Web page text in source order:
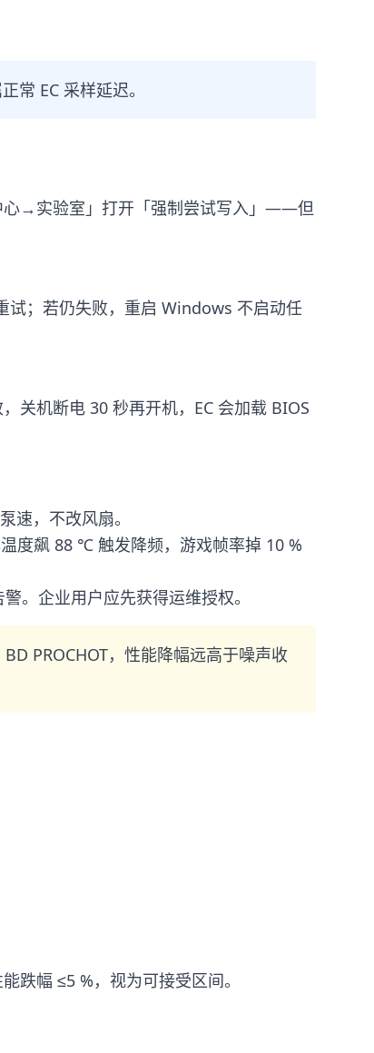
常 EC 采样延迟。
心→实验室」打开「强制尝试写入」——但
试；若仍失败，重启 Windows 不启动任
关机断电 30 秒再开机，EC 会加载 BIOS
速，不改风扇。
度飙 88 ℃ 触发降频，游戏帧率掉 10 %
。企业用户应先获得运维授权。
PROCHOT，性能降幅远高于噪声收
幅 ≤5 %，视为可接受区间。